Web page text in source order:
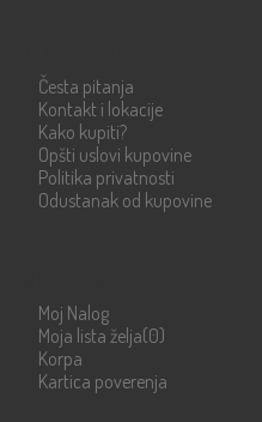
Česta pitanja
Kontakt i lokacije
Kako kupiti?
Opšti uslovi kupovine
Politika privatnosti
Odustanak od kupovine
Moj Nalog
Moja lista želja(0)
Korpa
Kartica poverenja